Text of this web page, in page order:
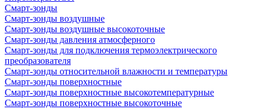
Смарт-зонды
Смарт-зонды воздушные
Смарт-зонды воздушные высокоточные
Смарт-зонды давления атмосферного
Смарт-зонды для подключения термоэлектрического
преобразователя
Смарт-зонды относительной влажности и температуры
Смарт-зонды поверхностные
Смарт-зонды поверхностные высокотемпературные
Смарт-зонды поверхностные высокоточные